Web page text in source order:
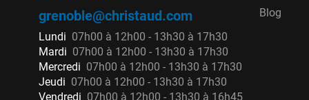
grenoble@christaud.com
Lundi 07h00 à 12h00 - 13h30 à 17h30
Mardi 07h00 à 12h00 - 13h30 à 17h30
Mercredi 07h00 à 12h00 - 13h30 à 17h30
Jeudi 07h00 à 12h00 - 13h30 à 17h30
Vendredi 07h00 à 12h00 - 13h30 à 16h45
Blog